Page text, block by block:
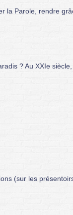
la Parole, rendre
? Au XXIe
(sur les